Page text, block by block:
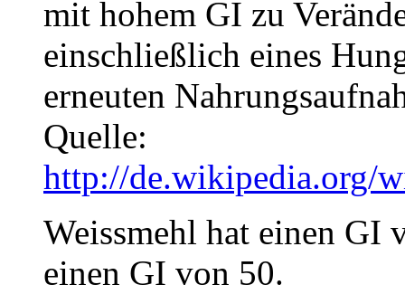
mit hohem GI zu
einschließlich eines
erneuten
Quelle:
http://de.wikipedia.org/
Weissmehl hat einen GI
einen GI von 50.